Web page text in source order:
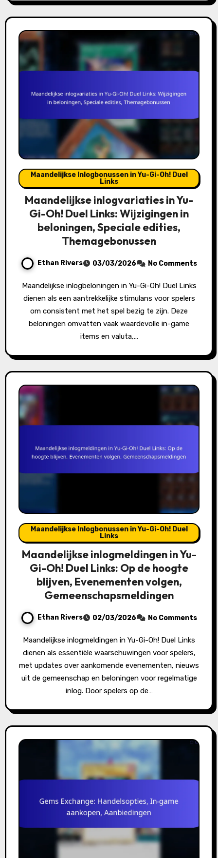
Maandelijkse Inlogbonussen in Yu-Gi-Oh! Duel
Links
Maandelijkse inlogvariaties in Yu-
Gi-Oh! Duel Links: Wijzigingen in
beloningen, Speciale edities,
Themagebonussen
Ethan Rivers 03/03/2026 No Comments
Maandelijkse inlogbeloningen in Yu-Gi-Oh! Duel Links
dienen als een aantrekkelijke stimulans voor spelers
om consistent met het spel bezig te zijn. Deze
beloningen omvatten vaak waardevolle in-game
items en valuta,…
Maandelijkse Inlogbonussen in Yu-Gi-Oh! Duel
Links
Maandelijkse inlogmeldingen in Yu-
Gi-Oh! Duel Links: Op de hoogte
blijven, Evenementen volgen,
Gemeenschapsmeldingen
Ethan Rivers 02/03/2026 No Comments
Maandelijkse inlogmeldingen in Yu-Gi-Oh! Duel Links
dienen als essentiële waarschuwingen voor spelers,
met updates over aankomende evenementen, nieuws
uit de gemeenschap en beloningen voor regelmatige
inlog. Door spelers op de…